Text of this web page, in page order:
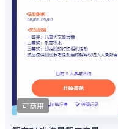
可商用